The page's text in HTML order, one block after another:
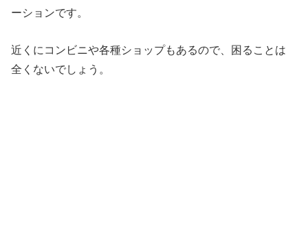
ーションです。
近くにコンビニや各種ショップもあるので、困ることは
全くないでしょう。